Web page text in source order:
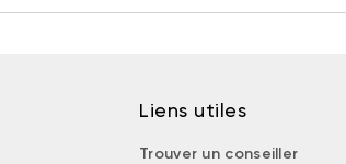
Liens utiles
Trouver un conseiller